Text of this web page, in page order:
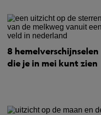
8 hemelverschijnselen
die je in mei kunt zien